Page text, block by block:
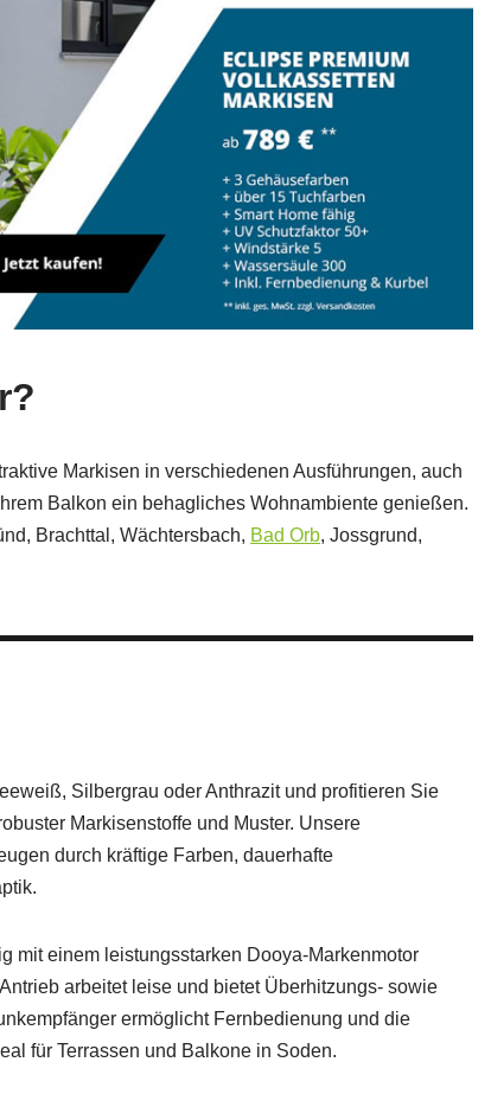
Markisen in verschiedenen Ausführungen, auch
Balkon ein behagliches Wohnambiente genießen.
Brachttal, Wächtersbach, Bad Orb, Jossgrund,
Silbergrau oder Anthrazit und profitieren Sie
Markisenstoffe und Muster. Unsere
durch kräftige Farben, dauerhafte
mit einem leistungsstarken Dooya-Markenmotor
arbeitet leise und bietet Überhitzungs- sowie
ermöglicht Fernbedienung und die
für Terrassen und Balkone in Soden.